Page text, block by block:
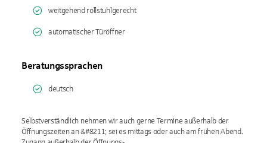
weitgehend rollstuhlgerecht
automatischer Türöffner
Beratungssprachen
deutsch
Selbstverständlich nehmen wir auch gerne Termine außerhalb der
Öffnungszeiten an &#8211; sei es mittags oder auch am frühen Abend.